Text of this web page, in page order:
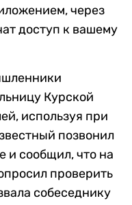
через
доступ к вашему
Курской
используя при
позвонил
сообщил, что на
проверить
собеседнику